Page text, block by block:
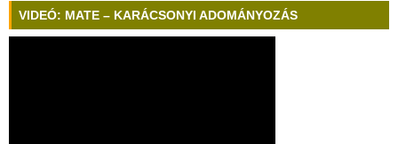
VIDEÓ: MATE – KARÁCSONYI ADOMÁNYOZÁS